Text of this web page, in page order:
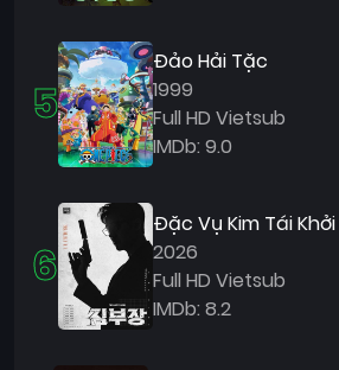
5
Đảo Hải Tặc
1999
Full HD Vietsub
IMDb: 9.0
6
Đặc Vụ Kim Tái
2026
Full HD Vietsub
IMDb: 8.2